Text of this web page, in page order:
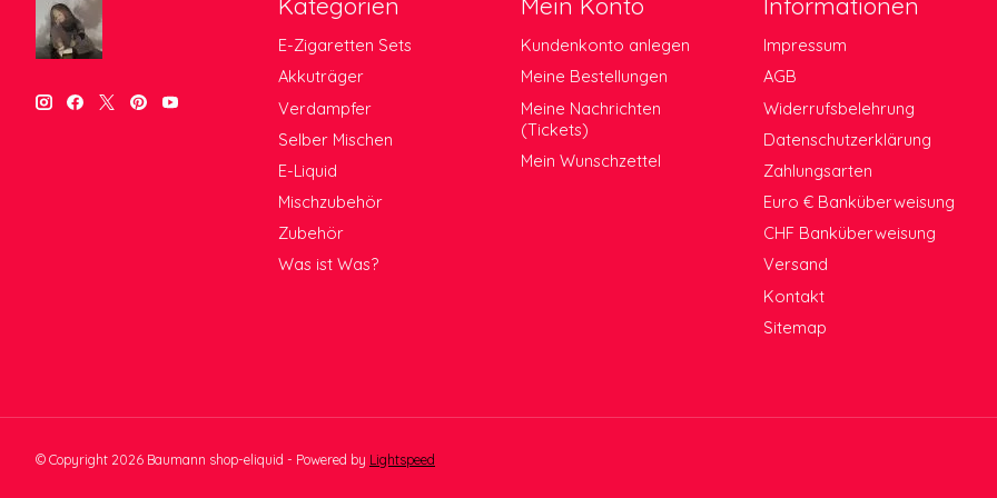
E-Zigaretten Sets
Akkuträger
Verdampfer
Selber Mischen
E-Liquid
Mischzubehör
Zubehör
Was ist Was?
Kundenkonto anlegen
Meine Bestellungen
Meine Nachrichten
(Tickets)
Mein Wunschzettel
Impressum
AGB
Widerrufsbelehrung
Datenschutzerklärung
Zahlungsarten
Euro € Banküberweisung
CHF Banküberweisung
Versand
Kontakt
Sitemap
© Copyright 2026 Baumann shop-eliquid - Powered by Lightspeed